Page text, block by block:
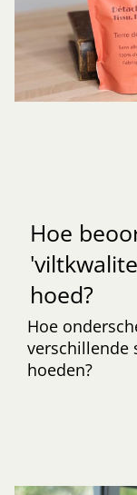
Hoe
hoed?
Hoe
verschillende
hoeden?